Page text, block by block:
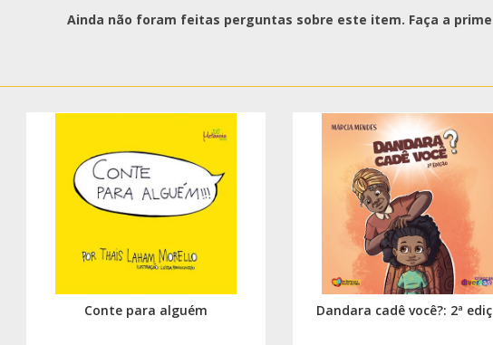
Ainda não foram feitas perguntas sobre este item. Faça a
Conte para alguém Dandara cadê você?: 2ª